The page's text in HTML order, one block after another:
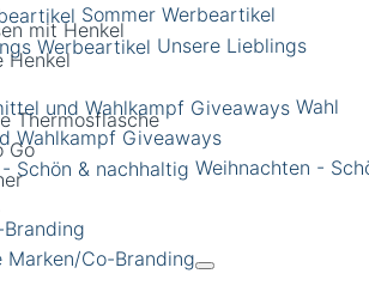
Sommer Werbeartikel
Unsere Lieblings
Wahl
Wahlkampf Giveaways
Weihnachten -
Marken/Co-Branding
mit Henkel
Henkel
Thermosflasche
Go